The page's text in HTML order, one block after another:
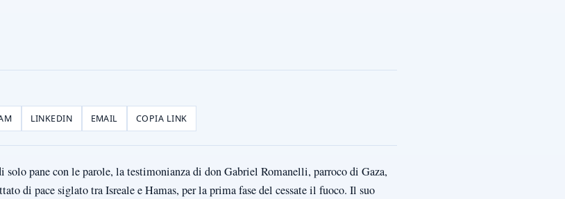
LINKEDIN EMAIL COPIA LINK
pane con le parole, la testimonianza di don Gabriel Romanelli, parroco di Gaza,
di pace siglato tra Isreale e Hamas, per la prima fase del cessate il fuoco. Il suo